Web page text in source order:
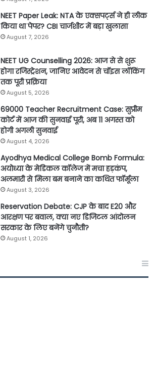
NEET Paper Leak: NTA के एक्सपर्ट्स ने ही लीक
किया था पेपर? CBI चार्जशीट में बड़ा खुलासा
August 7, 2026
NEET UG Counselling 2026: आज से से शुरू
होगा रजिस्ट्रेशन, जानिए आवेदन से चॉइस लॉकिंग
तक पूरी प्रक्रिया
August 5, 2026
69000 Teacher Recruitment Case: सुप्रीम
कोर्ट में आज की सुनवाई पूरी, अब 11 अगस्त को
होगी अगली सुनवाई
August 4, 2026
Ayodhya Medical College Bomb Formula:
अयोध्या के मेडिकल कॉलेज में मचा हड़कंप,
अलमारी से मिला बम बनाने का कथित फॉर्मूला
August 3, 2026
Reservation Debate: CJP के बाद E20 और
आरक्षण पर बवाल, क्या नए डिजिटल आंदोलन
सरकार के लिए बनेंगे चुनौती?
August 1, 2026